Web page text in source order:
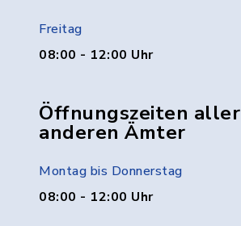
Freitag
08:00 - 12:00 Uhr
Öffnungszeiten aller
anderen Ämter
Montag bis Donnerstag
08:00 - 12:00 Uhr